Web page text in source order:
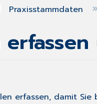
Praxisstammdaten
erfassen, damit